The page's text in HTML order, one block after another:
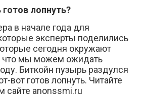
лопнуть?
в начале года для
эксперты поделились
сегодня окружают
что мы можем ожидать
Биткойн пузырь раздулся
вот готов лопнуть. Читайте
сайте anonssmi.ru